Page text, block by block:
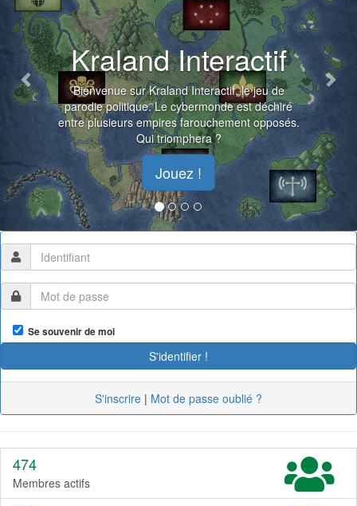
Kraland Interactif
Bienvenue sur Kraland Interactif, le jeu de
parodie politique. Le cybermonde est déchiré
entre plusieurs empires farouchement opposés.
Qui triomphera ?
Jouez !
Se souvenir de moi
S'inscrire | Mot de passe oublié ?
474
Membres actifs